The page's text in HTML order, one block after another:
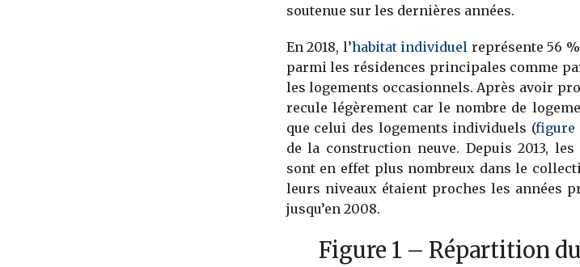
soutenue sur les dernières années.
En 2018, l’habitat individuel représente 56
parmi les résidences principales comme
les logements occasionnels. Après avoir
recule légèrement car le nombre de
que celui des logements individuels (figure
de la construction neuve. Depuis 2013, les
sont en effet plus nombreux dans le
leurs niveaux étaient proches les années
jusqu’en 2008.
Figure 1 – Répartition